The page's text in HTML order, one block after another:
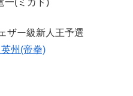
(ミカド)
ザー級新人王予選
州(帝拳)